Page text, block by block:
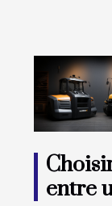
entre